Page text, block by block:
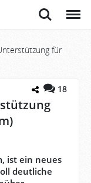
Suche Menü
für
18
ist ein neues
deutliche